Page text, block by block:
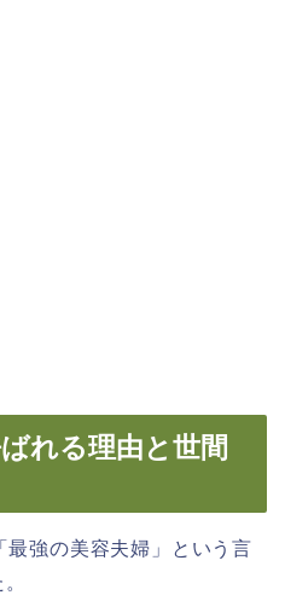
れる理由と世間
強の美容夫婦」という言